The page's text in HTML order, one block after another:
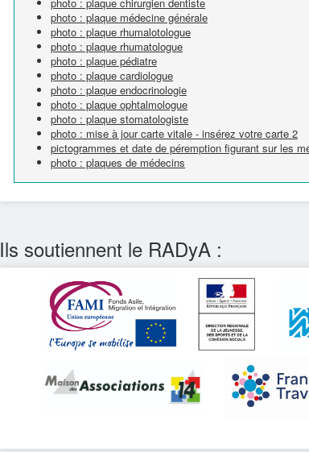
photo : plaque médecine générale
photo : plaque rhumalotologue
photo : plaque rhumatologue
photo : plaque pédiatre
photo : plaque cardiologue
photo : plaque endocrinologie
photo : plaque ophtalmologue
photo : plaque stomatologiste
photo : mise à jour carte vitale - insérez votre carte 2
pictogrammes et date de péremption figurant sur les
photo : plaques de médecins
Ils soutiennent le RADyA :